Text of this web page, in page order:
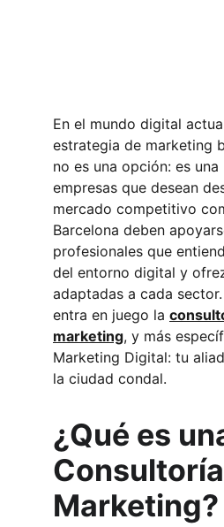
En el mundo digital
estrategia de marketing
no es una opción: es una
empresas que desean
mercado competitivo
Barcelona deben
profesionales que
del entorno digital y
adaptadas a cada
entra en juego la
marketing, y más
Marketing Digital: tu
la ciudad condal.
¿Qué es
Marketing?